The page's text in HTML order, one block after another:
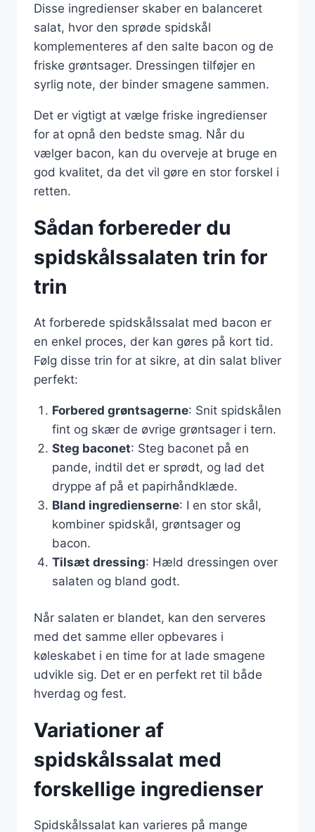
Disse ingredienser skaber en balanceret
salat, hvor den sprøde spidskål
komplementeres af den salte bacon og de
friske grøntsager. Dressingen tilføjer en
syrlig note, der binder smagene sammen.
Det er vigtigt at vælge friske ingredienser
for at opnå den bedste smag. Når du
vælger bacon, kan du overveje at bruge en
god kvalitet, da det vil gøre en stor forskel i
retten.
Sådan forbereder du
spidskålssalaten trin for
trin
At forberede spidskålssalat med bacon er
en enkel proces, der kan gøres på kort tid.
Følg disse trin for at sikre, at din salat bliver
perfekt:
Forbered grøntsagerne: Snit spidskålen
fint og skær de øvrige grøntsager i tern.
Steg baconet: Steg baconet på en
pande, indtil det er sprødt, og lad det
dryppe af på et papirhåndklæde.
Bland ingredienserne: I en stor skål,
kombiner spidskål, grøntsager og
bacon.
Tilsæt dressing: Hæld dressingen over
salaten og bland godt.
Når salaten er blandet, kan den serveres
med det samme eller opbevares i
køleskabet i en time for at lade smagene
udvikle sig. Det er en perfekt ret til både
hverdag og fest.
Variationer af
spidskålssalat med
forskellige ingredienser
Spidskålssalat kan varieres på mange